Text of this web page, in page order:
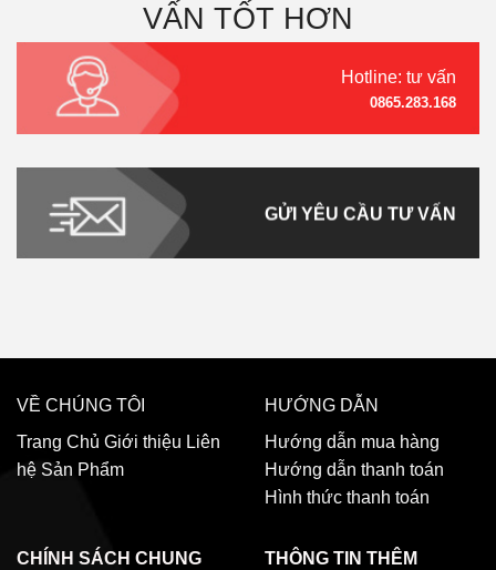
VẤN TỐT HƠN
Hotline: tư vấn
0865.283.168
GỬI YÊU CẦU TƯ VẤN
VỀ CHÚNG TÔI
Trang Chủ Giới thiệu Liên
hệ Sản Phẩm
HƯỚNG DẪN
Hướng dẫn mua hàng
Hướng dẫn thanh toán
Hình thức thanh toán
CHÍNH SÁCH CHUNG
THÔNG TIN THÊM